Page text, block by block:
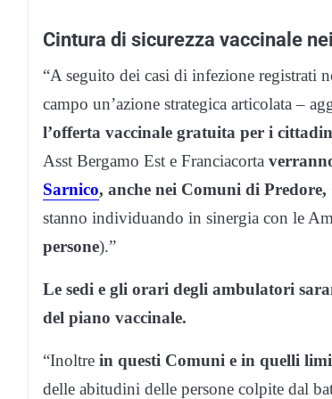
Cintura di sicurezza vaccinale
“A seguito dei casi di infezione registrati
campo un’azione strategica articolata –
l’offerta vaccinale gratuita per i
Asst Bergamo Est e Franciacorta
Sarnico, anche nei Comuni di
stanno individuando in sinergia con le
persone).”
Le sedi e gli orari degli ambulatori
del piano vaccinale.
“Inoltre in questi Comuni e in quelli
delle abitudini delle persone colpite dal